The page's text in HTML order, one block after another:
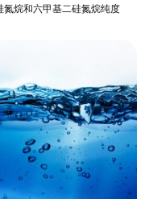
烷和六甲基二硅氮烷纯度